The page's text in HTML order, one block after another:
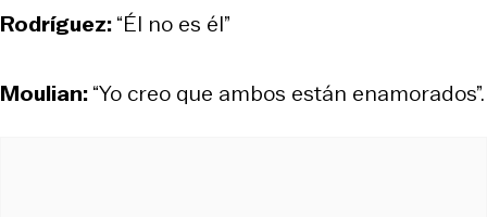
Rodríguez:“Él no es él”
Moulian:“Yo creo que ambos están enamorados”.